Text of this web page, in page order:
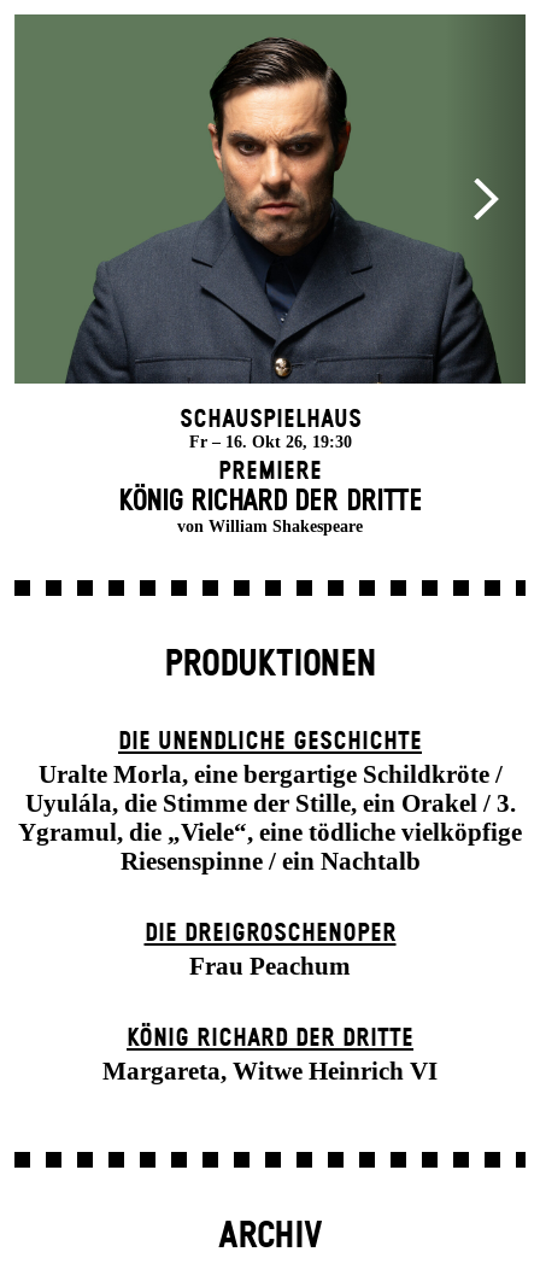
Schauspielhaus
Fr – 16. Okt 26, 19:30
Premiere
KÖNIG RICHARD DER DRITTE
von William Shakespeare
PRODUKTIONEN
DIE UN­ENDLICHE GESCHICHTE
Uralte Morla, eine bergartige Schildkröte /
Uyulála, die Stimme der Stille, ein Orakel / 3.
Ygramul, die „Viele“, eine tödliche vielköpfige
Riesenspinne / ein Nachtalb
DIE DREI­GROSCHEN­OPER
Frau Peachum
KÖNIG RICHARD DER DRITTE
Margareta, Witwe Heinrich VI
ARCHIV